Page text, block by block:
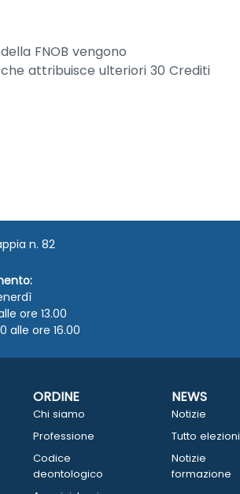
FNOB vengono
che attribuisce ulteriori 30 Crediti
n. 82
ore 13.00
alle ore 16.00
ORDINE
Chi siamo
Professione
Codice
deontologico
NEWS
Notizie
Tutto elezioni
Notizie
formazione